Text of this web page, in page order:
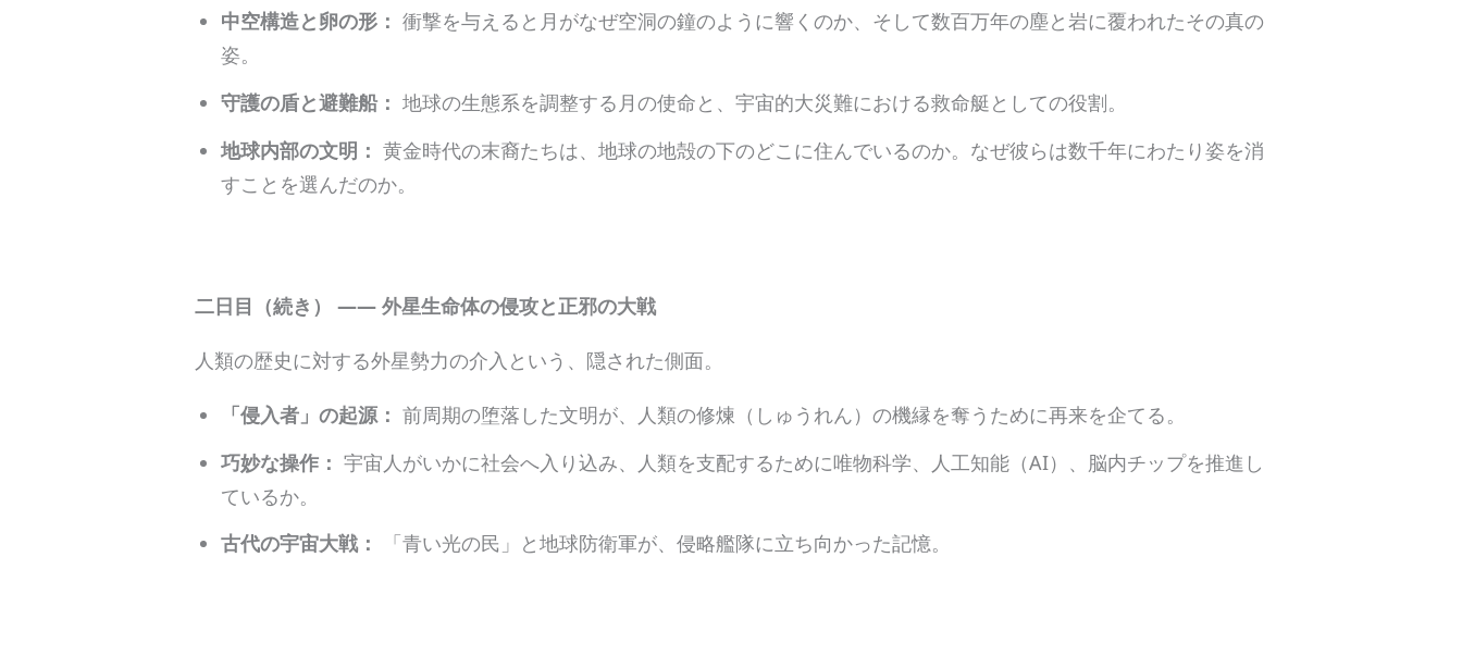
中空構造と卵の形： 衝撃を与えると月がなぜ空洞の鐘のように響くのか、そして数百万年の塵と岩に覆われたその真の
姿。
守護の盾と避難船： 地球の生態系を調整する月の使命と、宇宙的大災難における救命艇としての役割。
地球内部の文明： 黄金時代の末裔たちは、地球の地殻の下のどこに住んでいるのか。なぜ彼らは数千年にわたり姿を消
すことを選んだのか。
二日目（続き） —— 外星生命体の侵攻と正邪の大戦
人類の歴史に対する外星勢力の介入という、隠された側面。
「侵入者」の起源： 前周期の堕落した文明が、人類の修煉（しゅうれん）の機縁を奪うために再来を企てる。
巧妙な操作： 宇宙人がいかに社会へ入り込み、人類を支配するために唯物科学、人工知能（AI）、脳内チップを推進し
ているか。
古代の宇宙大戦：
「青い光の民」と地球防衛軍が、侵略艦隊に立ち向かった記憶。